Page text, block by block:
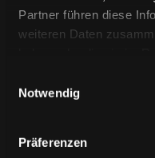
Partner führen diese
weiteren Daten
Notwendig
Präferenzen